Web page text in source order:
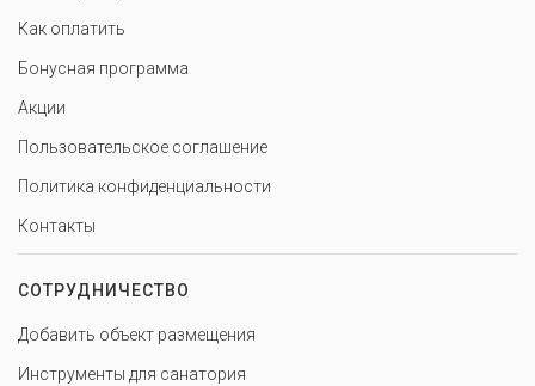
Как оплатить
Бонусная программа
Акции
Пользовательское соглашение
Политика конфиденциальности
Контакты
СОТРУДНИЧЕСТВО
Добавить объект размещения
Инструменты для санатория